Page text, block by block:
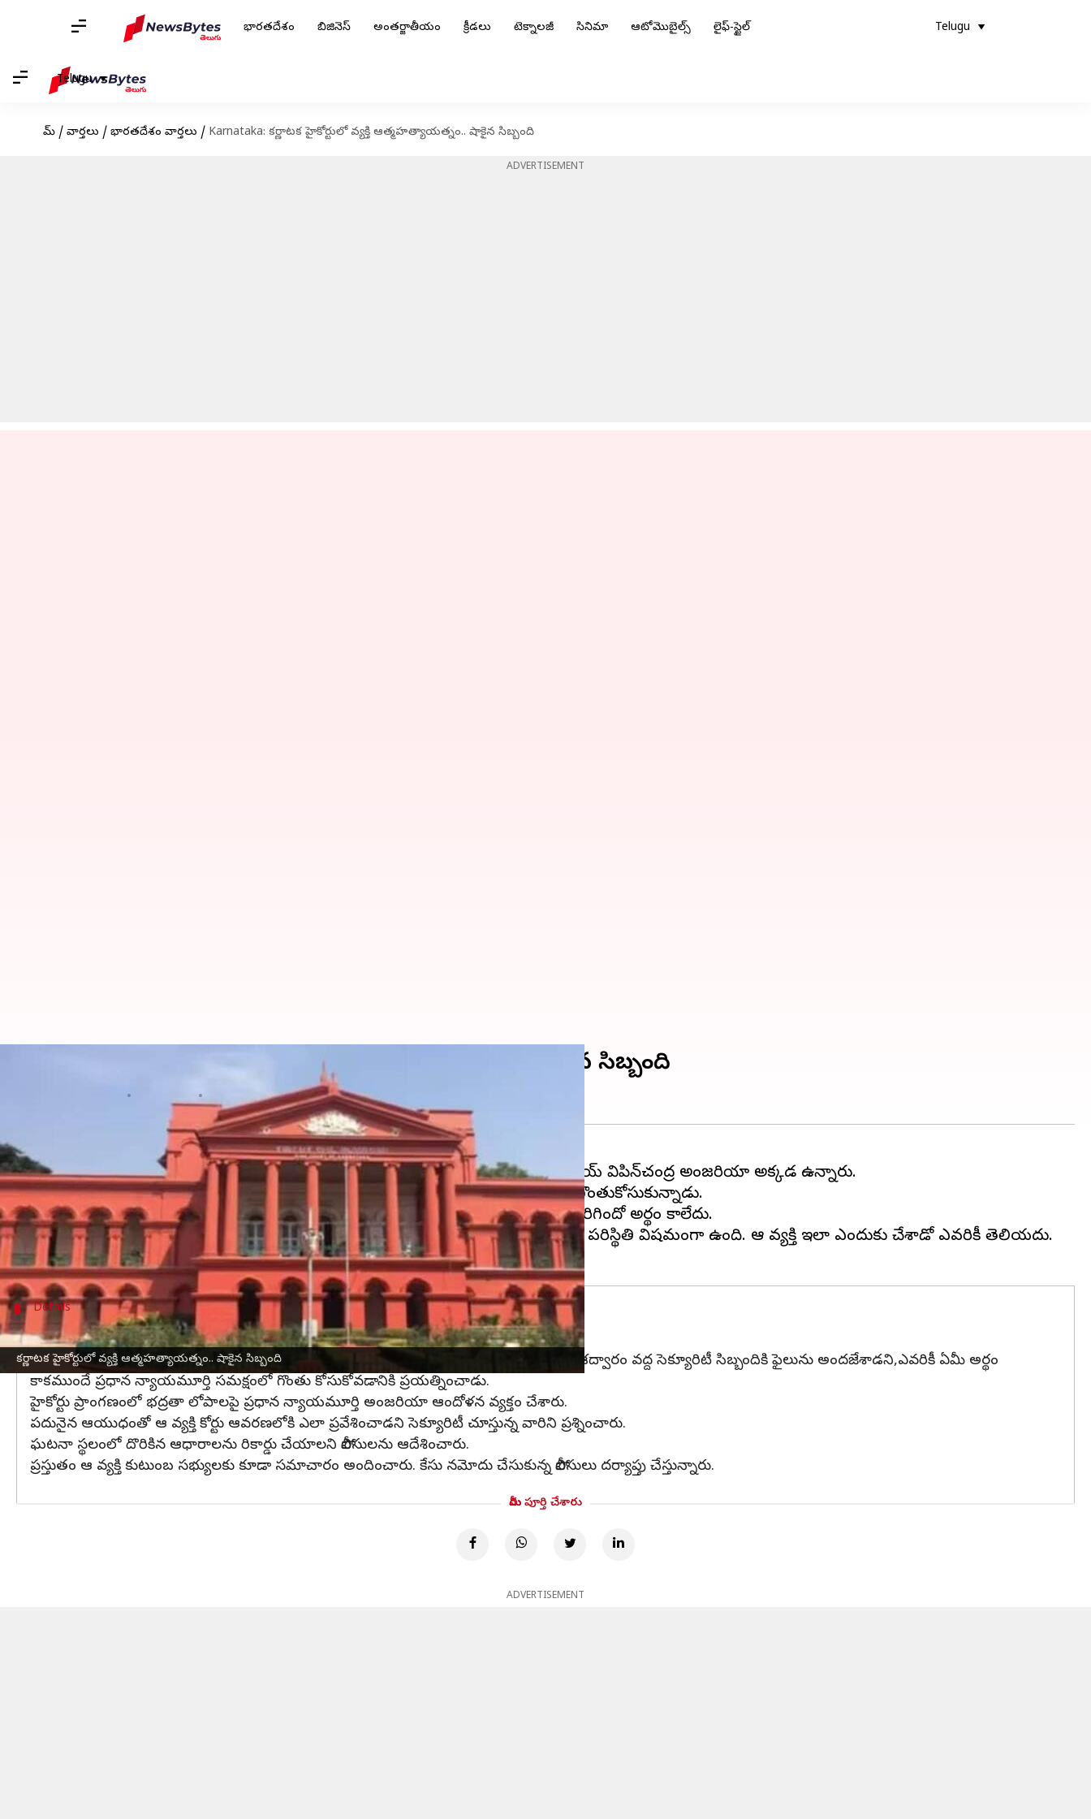
భారతదేశం బిజినెస్ అంతర్జాతీయం క్రీడలు టెక్నాలజీ సినిమా ఆటోమొబైల్స్ లైఫ్-స్టైల్ Telugu
Telugu
హోమ్ / వార్తలు / భారతదేశం వార్తలు / Karnataka: కర్ణాటక హైకోర్టులో వ్యక్తి ఆత్మహత్యాయత్నం.. షాకైన సిబ్బంది
ADVERTISEMENT
కర్ణాటక హైకోర్టులో వ్యక్తి ఆత్మహత్యాయత్నం.. షాకైన సిబ్బంది
Karnataka: కర్ణాటక హైకోర్టులో వ్యక్తి ఆత్మహత్యాయత్నం.. షాకైన సిబ్బంది
ఈ వార్తాకథనం ఏంటి
కర్ణాటకహైకోర్టులోని కోర్టు రూమ్ నంబర్ 1లో విచారణ జరుగుతోంది. ప్రధాన న్యాయమూర్తి నిలయ్ విపిన్‌చంద్ర అంజరియా అక్కడ ఉన్నారు.
అప్పుడు హఠాత్తుగా ఒక వ్యక్తి కోర్టు గదిలోకి ప్రవేశించి ప్రధాన న్యాయమూర్తి ముందు కత్తితో గొంతుకోసుకున్నాడు.
ఇది చూసిన కోర్టు హాలులో ఒక్కసారిగా కలకలం రేగింది. ప్రధాన న్యాయమూర్తికి కూడా ఏం జరిగిందో అర్థం కాలేదు.
వెంటనే భద్రతా సిబ్బంది గాయపడిన వ్యక్తిని వెంటనే ఆసుపత్రికి తరలించారు. ప్రస్తుతం అతని పరిస్థితి విషమంగా ఉంది. ఆ వ్యక్తి ఇలా ఎందుకు చేశాడో ఎవరికీ తెలియదు.
Details
భద్రతా లోపాలపై ప్రధాన న్యాయమూర్తి అంజరియా ఆందోళన
పోలీసులు తెలిపిన వివరాల ప్రకారం.. మైసూరుకు చెందిన శ్రీనివాస్ అనే వ్యక్తి కోర్టు రూమ్ నంబర్ 1 ప్రవేశద్వారం వద్ద సెక్యూరిటీ సిబ్బందికి ఫైలును అందజేశాడని,ఎవరికీ ఏమీ అర్థం
కాకముందే ప్రధాన న్యాయమూర్తి సమక్షంలో గొంతు కోసుకోవడానికి ప్రయత్నించాడు.
హైకోర్టు ప్రాంగణంలో భద్రతా లోపాలపై ప్రధాన న్యాయమూర్తి అంజరియా ఆందోళన వ్యక్తం చేశారు.
పదునైన ఆయుధంతో ఆ వ్యక్తి కోర్టు ఆవరణలోకి ఎలా ప్రవేశించాడని సెక్యూరిటీ చూస్తున్న వారిని ప్రశ్నించారు.
ఘటనా స్థలంలో దొరికిన ఆధారాలను రికార్డు చేయాలని పోలీసులను ఆదేశించారు.
ప్రస్తుతం ఆ వ్యక్తి కుటుంబ సభ్యులకు కూడా సమాచారం అందించారు. కేసు నమోదు చేసుకున్న పోలీసులు దర్యాప్తు చేస్తున్నారు.
మీరు పూర్తి చేశారు
ADVERTISEMENT